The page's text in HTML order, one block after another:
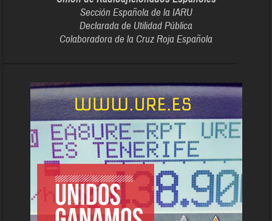
Sección Española de la IARU
Declarada de Utilidad Pública
Colaboradora de la Cruz Roja Española